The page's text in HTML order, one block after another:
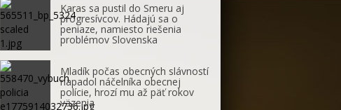
Karas sa pustil do Smeru aj
progresívcov. Hádajú sa o
peniaze, namiesto riešenia
problémov Slovenska
Mladík počas obecných slávností
napadol náčelníka obecnej
polície, hrozí mu až päť rokov
väzenia